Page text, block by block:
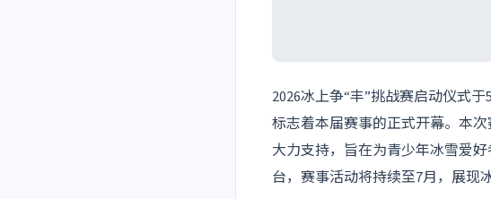
2026冰上争“丰”挑战赛启动仪式
标志着本届赛事的正式开幕。本
大力支持，旨在为青少年冰雪爱
台，赛事活动将持续至7月，展现